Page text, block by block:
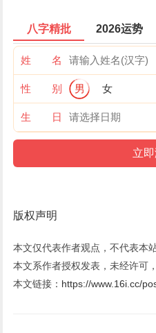
八字精批 2026运势
姓 名
性 别 男 女
生 日
版权声明
本文仅代表作者观点，不代表本
本文系作者授权发表，未经许可
本文链接： https://www.16i.cc/